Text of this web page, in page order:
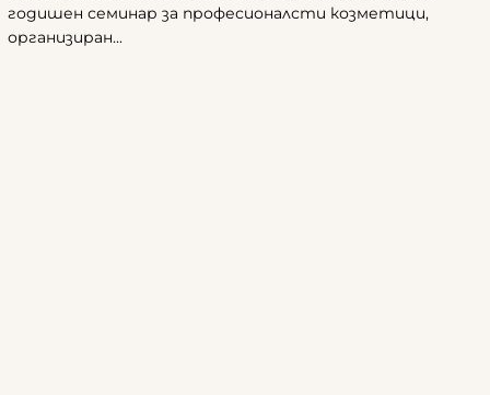
годишен семинар за професионалсти козметици,
организиран...